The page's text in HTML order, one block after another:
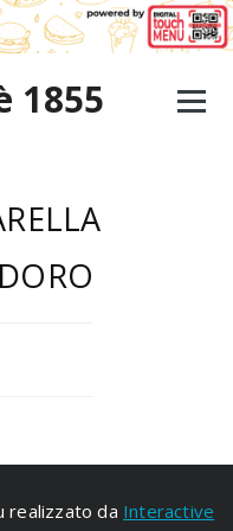
1855
realizzato da Interactive